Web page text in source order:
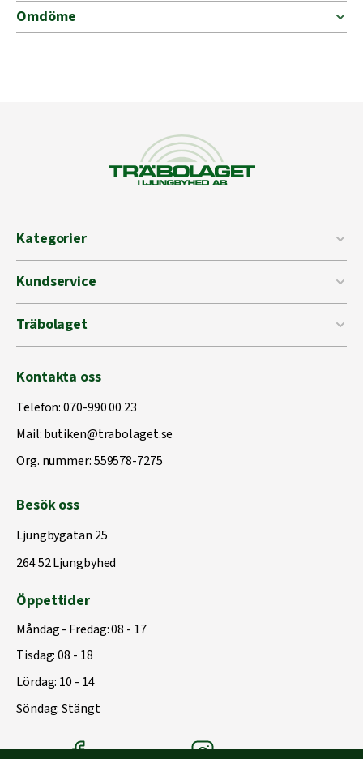
Omdöme
Kategorier
Kundservice
Träbolaget
Kontakta oss
Telefon:070-990 00 23
Mail:butiken@trabolaget.se
Org. nummer: 559578-7275
Besök oss
Ljungbygatan 25
264 52 Ljungbyhed
Öppettider
Måndag - Fredag: 08 - 17
Tisdag: 08 - 18
Lördag: 10 - 14
Söndag: Stängt